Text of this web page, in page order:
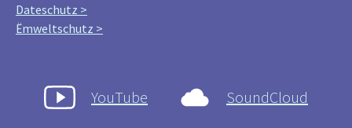
Dateschutz >
Ëmweltschutz >
YouTube SoundCloud